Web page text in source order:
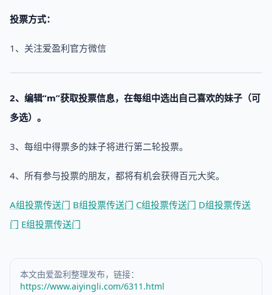
投票方式：
1、关注爱盈利官方微信
2、编辑“m”获取投票信息，在每组中选出自己喜欢的妹子（可
多选）。
3、每组中得票多的妹子将进行第二轮投票。
4、所有参与投票的朋友，都将有机会获得百元大奖。
A组投票传送门 B组投票传送门 C组投票传送门 D组投票传送
门 E组投票传送门
本文由爱盈利整理发布，链接：
https://www.aiyingli.com/6311.html